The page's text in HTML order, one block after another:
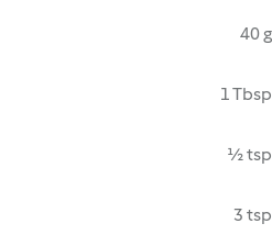
40 g
1 Tbsp
½ tsp
3 tsp